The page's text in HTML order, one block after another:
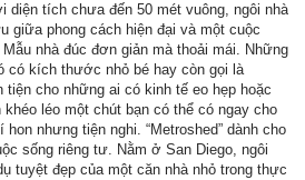
diện tích chưa đến 50 mét vuông, ngôi nhà
giữa phong cách hiện đại và một cuộc
Mẫu nhà đúc đơn giản mà thoải mái. Những
có kích thước nhỏ bé hay còn gọi là
tiện cho những ai có kinh tế eo hẹp hoặc
léo một chút bạn có thể có ngay cho
nhưng tiện nghi. “Metroshed” dành cho
sống riêng tư. Nằm ở San Diego, ngôi
tuyệt đẹp của một căn nhà nhỏ trong thực